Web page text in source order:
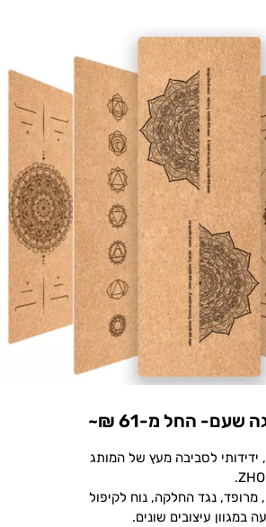
שעם- החל מ-61 ₪~
ידידותי לסביבה מעץ של המותג
מרופד, נגד החלקה, נוח לקיפול
במגוון עיצובים שונים.